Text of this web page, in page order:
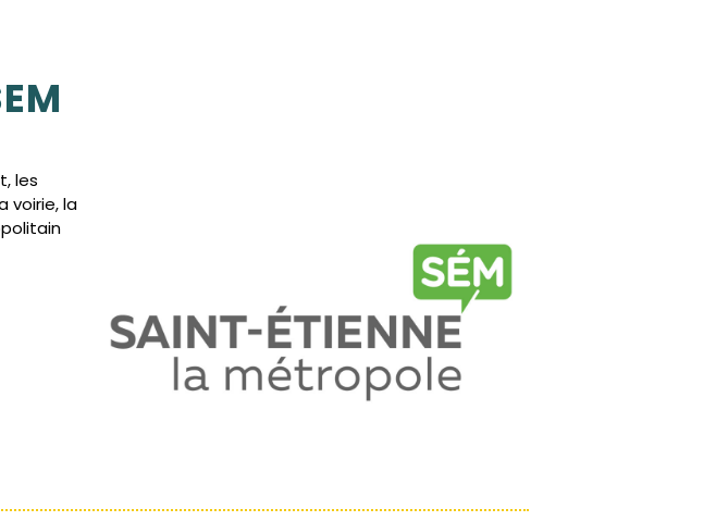
les
voirie, la